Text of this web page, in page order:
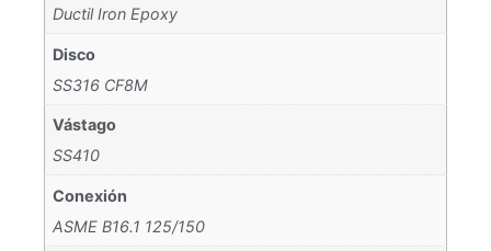
Ductil Iron Epoxy
Disco
SS316 CF8M
Vástago
SS410
Conexión
ASME B16.1 125/150